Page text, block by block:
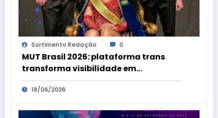
Sortimento Redação 0
MUT Brasil 2026: plataforma trans
transforma visibilidade em
oportunidades
18/06/2026